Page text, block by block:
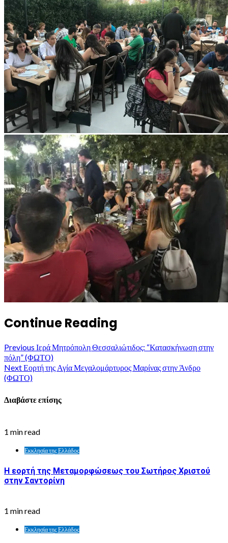
Continue Reading
Previous Ιερά Μητρόπολη Θεσσαλιώτιδος: “Κατασκήνωση στην
πόλη” (ΦΩΤΟ)
NextΕορτή της Αγία Μεγαλομάρτυρος Μαρίνας στην Άνδρο
(ΦΩΤΟ)
Διαβάστε επίσης
1 min read
Εκκλησία της Ελλάδος
Η εορτή της Μεταμορφώσεως του Σωτήρος Χριστού
στην Σαντορίνη
1 min read
Εκκλησία της Ελλάδος